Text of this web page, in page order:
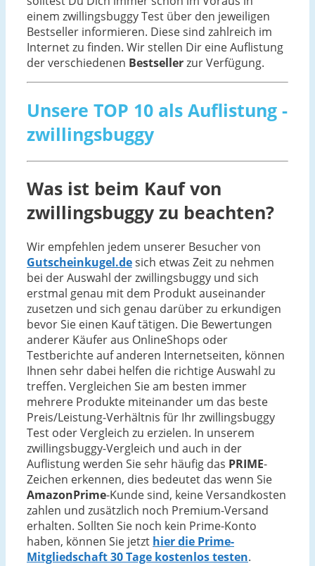
einem zwillingsbuggy Test über den jeweiligen
Bestseller informieren. Diese sind zahlreich im
Internet zu finden. Wir stellen Dir eine Auflistung
der verschiedenen Bestsellerzur Verfügung.
Unsere TOP 10 als Auflistung -
zwillingsbuggy
Was ist beim Kauf von
zwillingsbuggy zu beachten?
Wir empfehlen jedem unserer Besucher von
Gutscheinkugel.desich etwas Zeit zu nehmen
bei der Auswahl der zwillingsbuggy und sich
erstmal genau mit dem Produkt auseinander
zusetzen und sich genau darüber zu erkundigen
bevor Sie einen Kauf tätigen. Die Bewertungen
anderer Käufer aus OnlineShops oder
Testberichte auf anderen Internetseiten, können
Ihnen sehr dabei helfen die richtige Auswahl zu
treffen. Vergleichen Sie am besten immer
mehrere Produkte miteinander um das beste
Preis/Leistung-Verhältnis für Ihr zwillingsbuggy
Test oder Vergleich zu erzielen. In unserem
zwillingsbuggy-Vergleich und auch in der
Auflistung werden Sie sehr häufig das PRIME-
Zeichen erkennen, dies bedeutet das wenn Sie
AmazonPrime-Kunde sind, keine Versandkosten
zahlen und zusätzlich noch Premium-Versand
erhalten. Sollten Sie noch kein Prime-Konto
haben, können Sie jetzt hier die Prime-
Mitgliedschaft 30 Tage kostenlos testen.